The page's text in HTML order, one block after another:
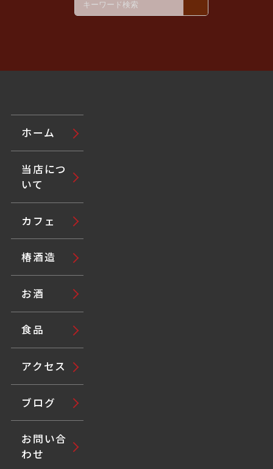
ホーム
当店につ
いて
カフェ
椿酒造
お酒
食品
アクセス
ブログ
お問い合
わせ